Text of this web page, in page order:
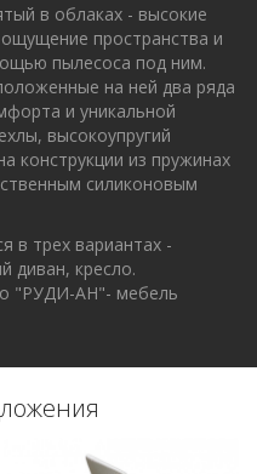
в облаках - высокие
пространства и
пылесоса под ним.
на ней два ряда
и уникальной
высокоупругий
конструкции из пружинах
силиконовым
трех вариантах -
диван, кресло.
АН"- мебель